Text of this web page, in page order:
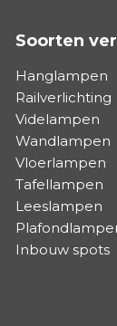
Soorten
Hanglampen
Railverlichting
Videlampen
Wandlampen
Vloerlampen
Tafellampen
Leeslampen
Inbouw spots